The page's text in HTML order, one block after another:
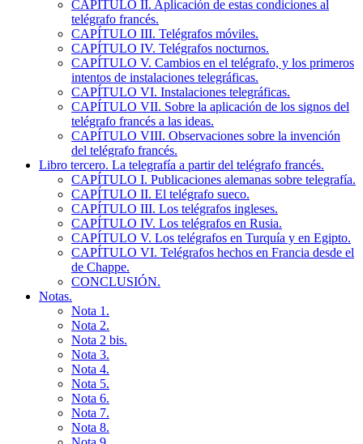
CAPÍTULO II. Aplicación de estas condiciones al
telégrafo francés.
CAPÍTULO III. Telégrafos móviles.
CAPÍTULO IV. Telégrafos nocturnos.
CAPÍTULO V. Cambios en el telégrafo, y los primeros
intentos de instalaciones telegráficas.
CAPÍTULO VI. Instalaciones telegráficas.
CAPÍTULO VII. Sobre la aplicación de los signos del
telégrafo francés a las ideas.
CAPÍTULO VIII. Observaciones sobre la invención
del telégrafo francés.
Libro tercero. La telegrafía a partir del telégrafo francés.
CAPÍTULO I. Publicaciones alemanas sobre telegrafía.
CAPÍTULO II. El telégrafo sueco.
CAPÍTULO III. Los telégrafos ingleses.
CAPÍTULO IV. Los telégrafos en Rusia.
CAPÍTULO V. Los telégrafos en Turquía y en Egipto.
CAPÍTULO VI. Telégrafos hechos en Francia desde el
de Chappe.
CONCLUSIÓN.
Notas.
Nota 1.
Nota 2.
Nota 2 bis.
Nota 3.
Nota 4.
Nota 5.
Nota 6.
Nota 7.
Nota 8.